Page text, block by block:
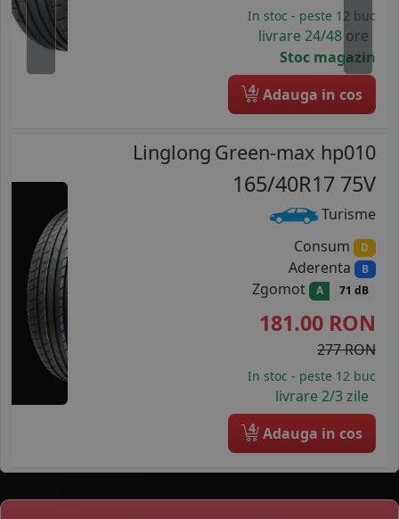
In stoc - peste 12 buc
livrare 24/48 ore
Stoc magazin
4 Adauga in cos
Linglong Green-max hp010
165/40R17 75V
Turisme
Consum D
Aderenta B
Zgomot A 71 dB
181.00 RON
277 RON
In stoc - peste 12 buc
livrare 2/3 zile
4 Adauga in cos